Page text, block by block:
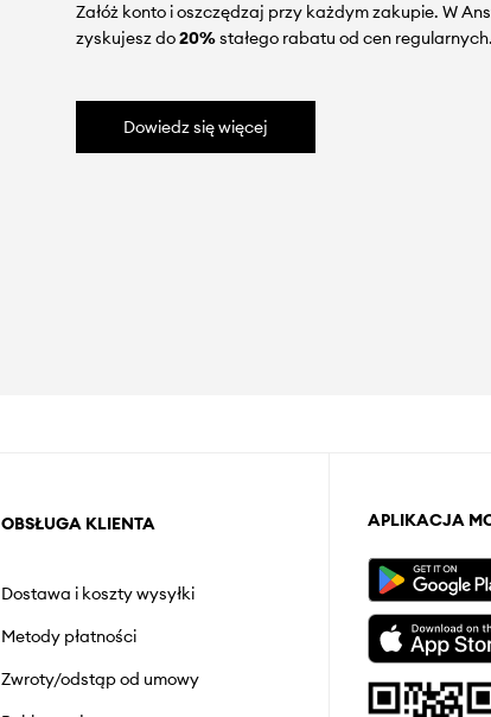
Załóż konto i oszczędzaj przy każdym zakupie. W
zyskujesz do20%stałego rabatu od cen regularnych.
Dowiedz się więcej
OBSŁUGA KLIENTA
Dostawa i koszty wysyłki
Metody płatności
Zwroty/odstąp od umowy
APLIKACJA